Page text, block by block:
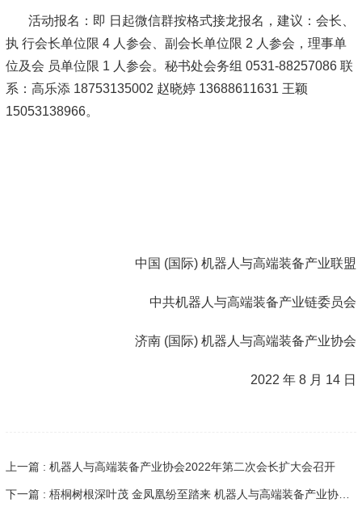
活动报名：即 日起微信群按格式接龙报名，建议：会长、
执 行会长单位限 4 人参会、副会长单位限 2 人参会，理事单
位及会 员单位限 1 人参会。秘书处会务组 0531-88257086 联
系：高乐添 18753135002 赵晓婷 13688611631 王颖
15053138966。
中国 (国际) 机器人与高端装备产业联盟
中共机器人与高端装备产业链委员会
济南 (国际) 机器人与高端装备产业协会
2022 年 8 月 14 日
上一篇 : 机器人与高端装备产业协会2022年第二次会长扩大会召开